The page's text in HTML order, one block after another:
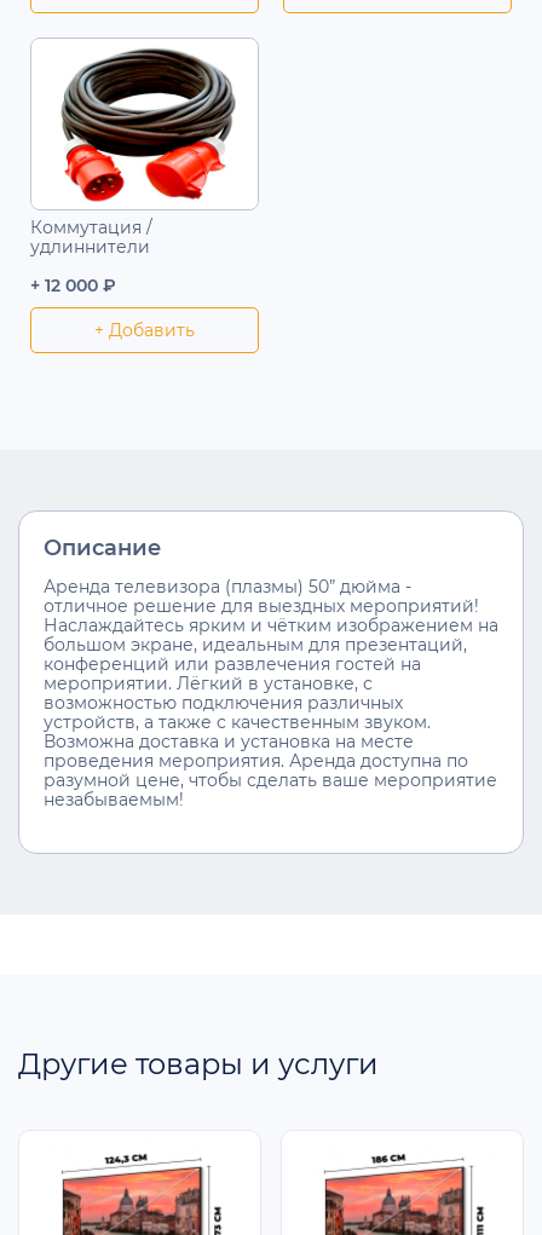
Коммутация /
удлиннители
+ 12 000 ₽
+ Добавить
Описание
Аренда телевизора (плазмы) 50” дюйма -
отличное решение для выездных мероприятий!
Наслаждайтесь ярким и чётким изображением на
большом экране, идеальным для презентаций,
конференций или развлечения гостей на
мероприятии. Лёгкий в установке, с
возможностью подключения различных
устройств, а также с качественным звуком.
Возможна доставка и установка на месте
проведения мероприятия. Аренда доступна по
разумной цене, чтобы сделать ваше мероприятие
незабываемым!
Другие товары и услуги